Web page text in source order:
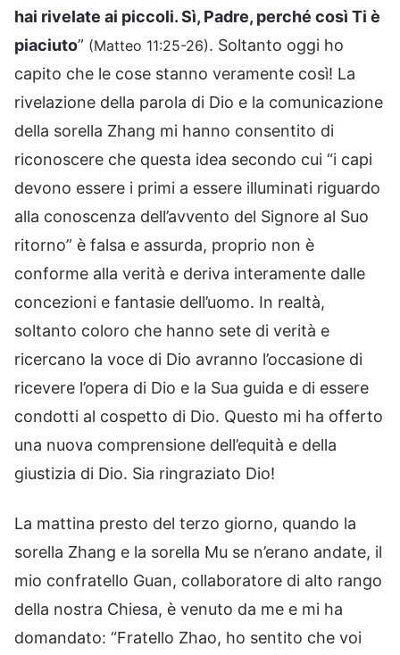
hai rivelate ai piccoli. Sì, Padre, perché così Ti è
piaciuto” (Matteo 11:25-26). Soltanto oggi ho
capito che le cose stanno veramente così! La
rivelazione della parola di Dio e la comunicazione
della sorella Zhang mi hanno consentito di
riconoscere che questa idea secondo cui “i capi
devono essere i primi a essere illuminati riguardo
alla conoscenza dell’avvento del Signore al Suo
ritorno” è falsa e assurda, proprio non è
conforme alla verità e deriva interamente dalle
concezioni e fantasie dell’uomo. In realtà,
soltanto coloro che hanno sete di verità e
ricercano la voce di Dio avranno l’occasione di
ricevere l’opera di Dio e la Sua guida e di essere
condotti al cospetto di Dio. Questo mi ha offerto
una nuova comprensione dell’equità e della
giustizia di Dio. Sia ringraziato Dio!
La mattina presto del terzo giorno, quando la
sorella Zhang e la sorella Mu se n’erano andate, il
mio confratello Guan, collaboratore di alto rango
della nostra Chiesa, è venuto da me e mi ha
domandato: “Fratello Zhao, ho sentito che voi